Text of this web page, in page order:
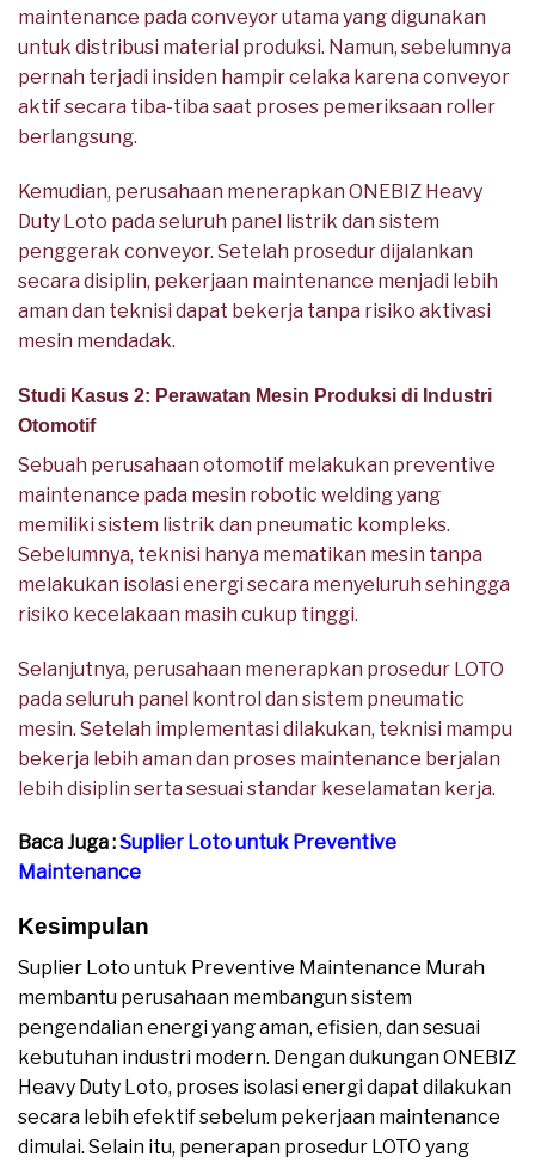
maintenance pada conveyor utama yang digunakan
untuk distribusi material produksi. Namun, sebelumnya
pernah terjadi insiden hampir celaka karena conveyor
aktif secara tiba-tiba saat proses pemeriksaan roller
berlangsung.
Kemudian, perusahaan menerapkan ONEBIZ Heavy
Duty Loto pada seluruh panel listrik dan sistem
penggerak conveyor. Setelah prosedur dijalankan
secara disiplin, pekerjaan maintenance menjadi lebih
aman dan teknisi dapat bekerja tanpa risiko aktivasi
mesin mendadak.
Studi Kasus 2: Perawatan Mesin Produksi di Industri
Otomotif
Sebuah perusahaan otomotif melakukan preventive
maintenance pada mesin robotic welding yang
memiliki sistem listrik dan pneumatic kompleks.
Sebelumnya, teknisi hanya mematikan mesin tanpa
melakukan isolasi energi secara menyeluruh sehingga
risiko kecelakaan masih cukup tinggi.
Selanjutnya, perusahaan menerapkan prosedur LOTO
pada seluruh panel kontrol dan sistem pneumatic
mesin. Setelah implementasi dilakukan, teknisi mampu
bekerja lebih aman dan proses maintenance berjalan
lebih disiplin serta sesuai standar keselamatan kerja.
Baca Juga :Suplier Loto untuk Preventive
Maintenance
Kesimpulan
Suplier Loto untuk Preventive Maintenance Murah
membantu perusahaan membangun sistem
pengendalian energi yang aman, efisien, dan sesuai
kebutuhan industri modern. Dengan dukungan ONEBIZ
Heavy Duty Loto, proses isolasi energi dapat dilakukan
secara lebih efektif sebelum pekerjaan maintenance
dimulai. Selain itu, penerapan prosedur LOTO yang